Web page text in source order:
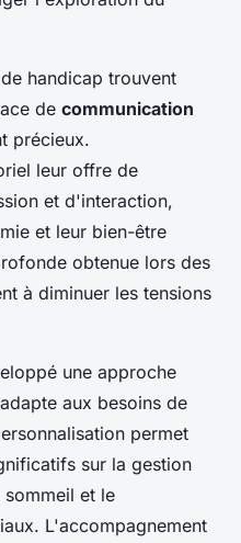
handicap trouvent
de communication
précieux.
leur offre de
et d'interaction,
et leur bien-être
obtenue lors des
à diminuer les tensions
une approche
aux besoins de
permet
sur la gestion
et le
L'accompagnement